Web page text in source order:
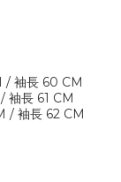
/ 袖長 60 CM
袖長 61 CM
/ 袖長 62 CM